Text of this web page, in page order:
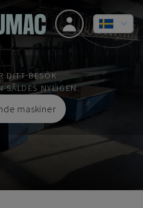
DITT BESÖK
SÅLDES NYLIGEN.
maskiner